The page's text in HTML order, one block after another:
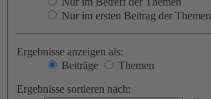
Nur im ersten Beitrag der Themen
Ergebnisse anzeigen als:
Beiträge
Themen
Ergebnisse sortieren nach: